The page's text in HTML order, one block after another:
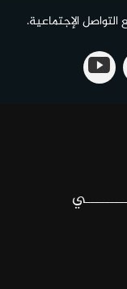
الإجتماعية.